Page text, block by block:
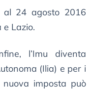
al 24 agosto 2016
e Lazio.
l’Imu diventa
(Ilia) e per i
imposta può